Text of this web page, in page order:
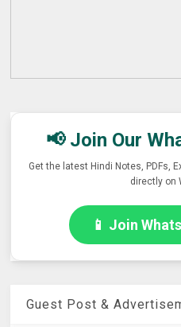
📢 Join Our
Get the latest Hindi Notes, PDFs,
directly on
📱 Join
Guest Post &